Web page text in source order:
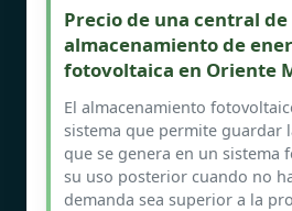
Precio de una central de
almacenamiento de
fotovoltaica en Oriente
El almacenamiento
sistema que permite guardar
que se genera en un sistema
su uso posterior cuando no
demanda sea superior a la